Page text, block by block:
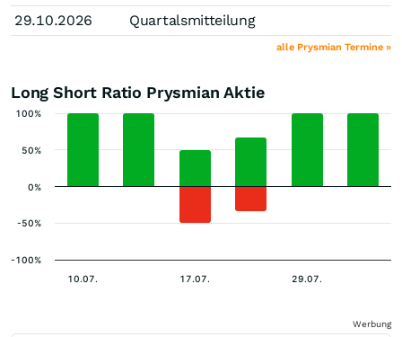
29.10.2026
Quartalsmitteilung
alle Prysmian Termine »
Long Short Ratio Prysmian Aktie
10.07. 17.07. 29.07.
-100%
-50%
0%
50%
100%
Werbung